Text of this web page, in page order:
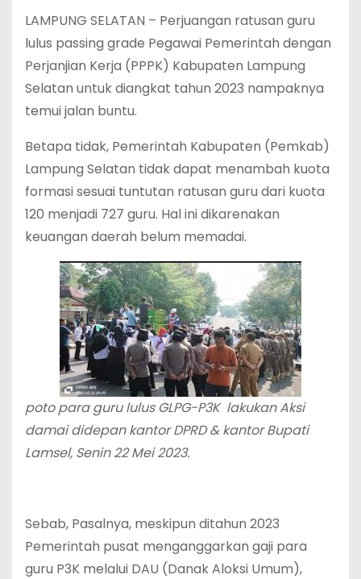
LAMPUNG SELATAN – Perjuangan ratusan guru
lulus passing grade Pegawai Pemerintah dengan
Perjanjian Kerja (PPPK) Kabupaten Lampung
Selatan untuk diangkat tahun 2023 nampaknya
temui jalan buntu.
Betapa tidak, Pemerintah Kabupaten (Pemkab)
Lampung Selatan tidak dapat menambah kuota
formasi sesuai tuntutan ratusan guru dari kuota
120 menjadi 727 guru. Hal ini dikarenakan
keuangan daerah belum memadai.
poto para guru lulus GLPG-P3K lakukan Aksi
damai didepan kantor DPRD & kantor Bupati
Lamsel, Senin 22 Mei 2023.
Sebab, Pasalnya, meskipun ditahun 2023
Pemerintah pusat menganggarkan gaji para
guru P3K melalui DAU (Danak Aloksi Umum),